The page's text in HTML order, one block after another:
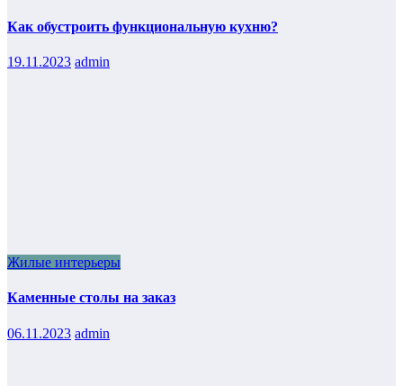
Как обустроить функциональную кухню?
19.11.2023 admin
Жилые интерьеры
Каменные столы на заказ
06.11.2023 admin